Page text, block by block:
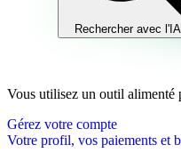
Rechercher avec l'IA
Vous utilisez un outil alimenté
Gérez votre compte
Votre profil, vos paiements et